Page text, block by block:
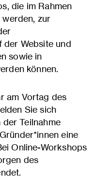
die im Rahmen
zur
der Website und
sowie in
können.
am Vortag des
Sie sich
Teilnahme
eine
Online-Workshops
des